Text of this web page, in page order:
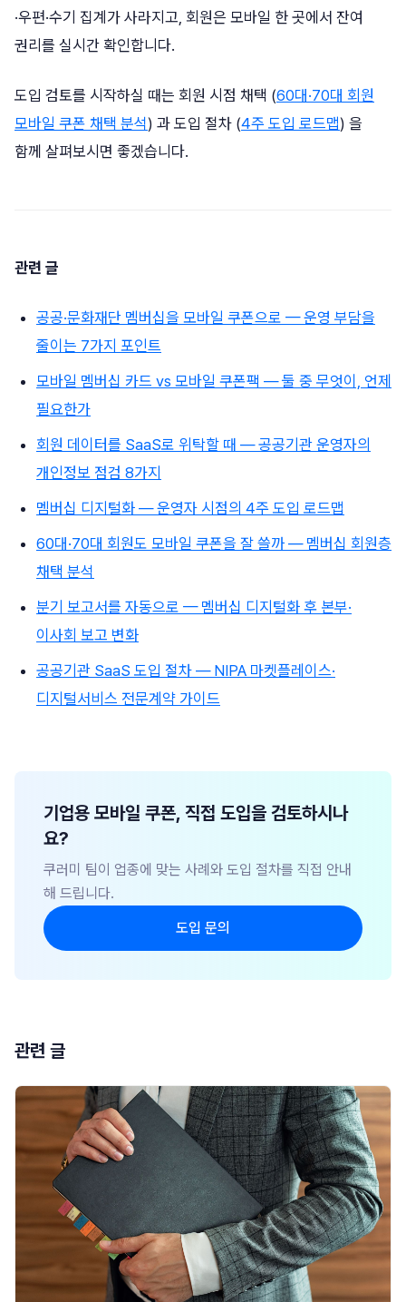
·우편·수기 집계가 사라지고, 회원은 모바일 한 곳에서 잔여
권리를 실시간 확인합니다.
도입 검토를 시작하실 때는 회원 시점 채택 (60대·70대 회원
모바일 쿠폰 채택 분석) 과 도입 절차 (4주 도입 로드맵) 을
함께 살펴보시면 좋겠습니다.
관련 글
공공·문화재단 멤버십을 모바일 쿠폰으로 — 운영 부담을
줄이는 7가지 포인트
모바일 멤버십 카드 vs 모바일 쿠폰팩 — 둘 중 무엇이, 언제
필요한가
회원 데이터를 SaaS로 위탁할 때 — 공공기관 운영자의
개인정보 점검 8가지
멤버십 디지털화 — 운영자 시점의 4주 도입 로드맵
60대·70대 회원도 모바일 쿠폰을 잘 쓸까 — 멤버십 회원층
채택 분석
분기 보고서를 자동으로 — 멤버십 디지털화 후 본부·
이사회 보고 변화
공공기관 SaaS 도입 절차 — NIPA 마켓플레이스·
디지털서비스 전문계약 가이드
기업용 모바일 쿠폰, 직접 도입을 검토하시나
요?
쿠러미 팀이 업종에 맞는 사례와 도입 절차를 직접 안내
해 드립니다.
도입 문의
관련 글